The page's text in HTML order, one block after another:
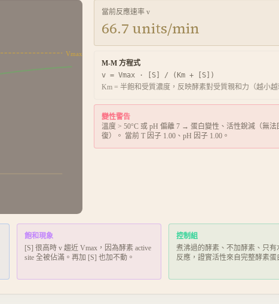
Vmax
當前反應速率 v
66.7 units/min
M-M 方程式
v = Vmax · [S] / (Km + [S])
Km = 半飽和受質濃度，反映酵素對受質親和力（越小越
變性警告
溫度 > 50°C 或 pH 偏離 7 → 蛋白變性、活性銳減（無法
復）。 當前 T 因子 1.00 、pH 因子 1.00 。
飽和現象
[S] 很高時 v 趨近 Vmax，因為酵素 active
site 全被佔滿。再加 [S] 也加不動。
控制組
煮沸過的酵素、不加酵素、只
反應，證實活性來自完整酵素蛋